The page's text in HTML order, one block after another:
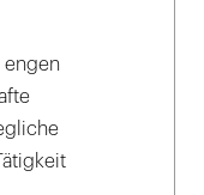
engen